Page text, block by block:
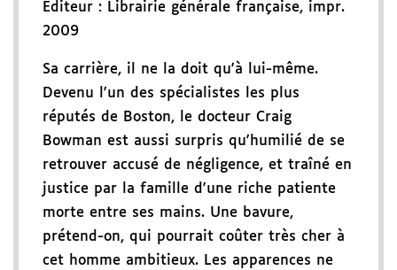
Éditeur : Librairie générale française, impr.
2009
Sa carrière, il ne la doit qu'à lui-même.
Devenu l'un des spécialistes les plus
réputés de Boston, le docteur Craig
Bowman est aussi surpris qu'humilié de se
retrouver accusé de négligence, et traîné en
justice par la famille d'une riche patiente
morte entre ses mains. Une bavure,
prétend-on, qui pourrait coûter très cher à
cet homme ambitieux. Les apparences ne